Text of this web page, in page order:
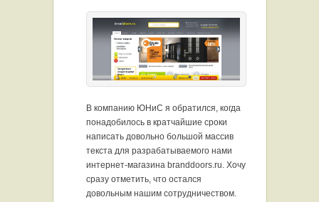
В компанию ЮНиС я обратился, когда
понадобилось в кратчайшие сроки
написать довольно большой массив
текста для разрабатываемого нами
интернет-магазина branddoors.ru. Хочу
сразу отметить, что остался
довольным нашим сотрудничеством.